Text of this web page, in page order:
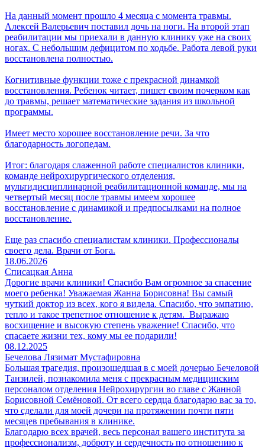
На данный момент прошло 4 месяца с момента травмы.
Алексей Валерьевич поставил дочь на ноги. На второй этап
реабилитации мы приехали в данную клинику уже на своих
ногах. С небольшим дефицитом по ходьбе. Работа левой руки
восстановлена полностью.
Когнитивные функции тоже с прекрасной динамкой
восстановления. Ребенок читает, пишет своим почерком как
до травмы, решает математические задания из школьной
программы.
Имеет место хорошее восстановление речи. За что
благодарность логопедам.
Итог: благодаря слаженной работе специалистов клиники,
команде нейрохирургического отделения,
мультидисциплинарной реабилитационной команде, мы на
четвертый месяц после травмы имеем хорошее
восстановление с динамикой и предпосылками на полное
восстановление.
Еще раз спасибо специалистам клиники. Профессионалы
своего дела. Врачи от Бога.
18.06.2026
Списацкая Анна
Дорогие врачи клиники! Спасибо Вам огромное за спасение
моего ребенка! Уважаемая Жанна Борисовна! Вы самый
чуткий доктор из всех, кого я видела. Спасибо, что эмпатию,
тепло и такое трепетное отношение к детям. Выражаю
восхищение и высокую степень уважение! Спасибо, что
спасаете жизни тех, кому мы ее подарили!
08.12.2025
Бечелова Лязимат Мустафировна
Большая трагедия, произошедшая в с моей дочерью Бечеловой
Танзилей, познакомила меня с прекрасным медицинским
персоналом отделения Нейрохирургии во главе с Жанной
Борисовной Семёновой. От всего сердца благодарю вас за то,
что сделали для моей дочери на протяжении почти пяти
месяцев пребывания в клинике.
Благодарю всех врачей, весь персонал вашего института за
профессионализм, доброту и сердечность по отношению к